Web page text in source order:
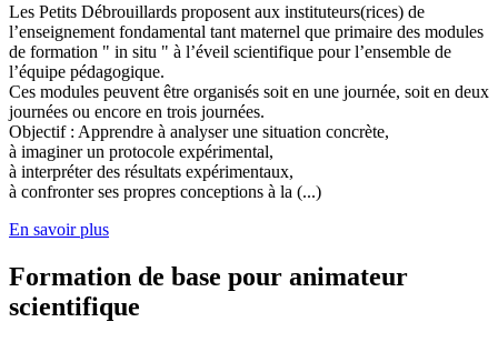
Les Petits Débrouillards proposent aux instituteurs(rices) de
l’enseignement fondamental tant maternel que primaire des modules
de formation " in situ " à l’éveil scientifique pour l’ensemble de
l’équipe pédagogique.
Ces modules peuvent être organisés soit en une journée, soit en deux
journées ou encore en trois journées.
Objectif : Apprendre à analyser une situation concrète,
à imaginer un protocole expérimental,
à interpréter des résultats expérimentaux,
à confronter ses propres conceptions à la (...)
En savoir plus
Formation de base pour animateur
scientifique